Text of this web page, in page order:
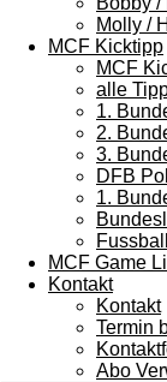
Molly /
MCF Kicktipp
MCF
alle
1.
2.
3.
DFB
1.
MCF Game
Kontakt
Kontakt
Termin
Abo